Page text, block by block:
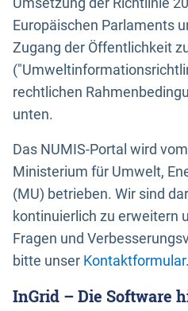
Europäischen Parlaments
Zugang der Öffentlichkeit
rechtlichen
unten.
Das NUMIS-Portal wird
Ministerium für Umwelt,
(MU) betrieben. Wir sind
kontinuierlich zu erweitern
Fragen und
bitte unser Kontaktformular.
InGrid – Die Software